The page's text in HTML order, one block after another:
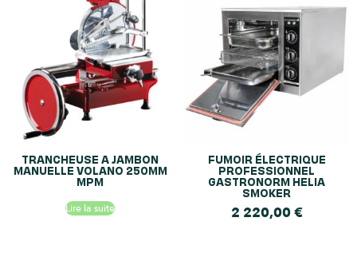
TRANCHEUSE A JAMBON
MANUELLE VOLANO 250MM
MPM
Lire la suite
FUMOIR ÉLECTRIQUE
PROFESSIONNEL
GASTRONORM HELIA
SMOKER
2 220,00€